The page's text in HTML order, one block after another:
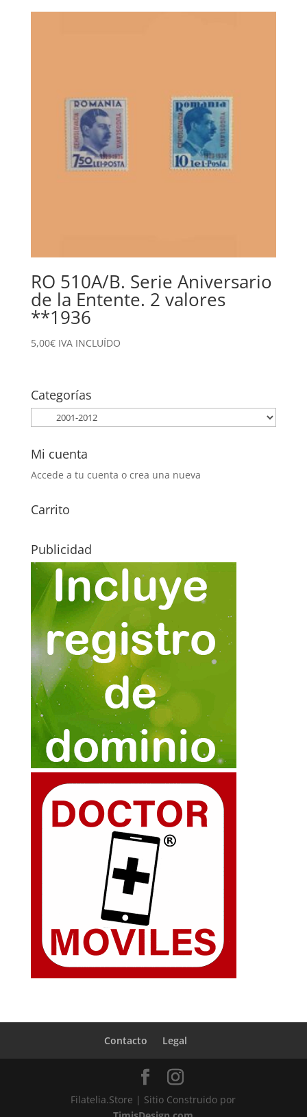
RO 510A/B. Serie Aniversario
de la Entente. 2 valores
**1936
5,00€ IVA INCLUÍDO
Categorías
Mi cuenta
Accede a tu cuenta o crea una nueva
Carrito
Publicidad
Contacto Legal
Filatelia.Store | Sitio Construido por